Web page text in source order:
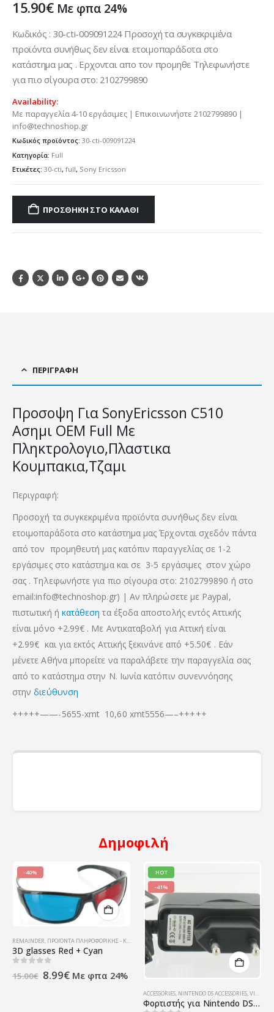
15.90€ Με φπα 24%
Κωδικός : 30-cti-009091224 Προσοχή τα συγκεκριμένα
προϊόντα συνήθως δεν είναι ετοιμοπαράδοτα στο
κατάστημα μας . Ερχονται απο τον προμηθε Τηλεφωνήστε
για πιο σίγουρα στο: 2102799890
Availability:
Με παραγγελία 4-10 εργάσιμες | Επικοινωνήστε 2102799890 |
info@technoshop.gr
Κωδικός προϊόντος: 30-cti-009091224
Κατηγορία: Full
Ετικέτες: 30-cti, full, Sony Ericsson
ΠΡΟΣΘΉΚΗ ΣΤΟ ΚΑΛΆΘΙ
ΠΕΡΙΓΡΑΦΉ
Προσοψη Για SonyEricsson C510
Ασημι OEM Full Με
Πληκτρολογιο,Πλαστικα
Κουμπακια,Τζαμι
Περιγραφή:
Προσοχή τα συγκεκριμένα προϊόντα συνήθως δεν είναι
ετοιμοπαράδοτα στο κατάστημα μας Έρχονται σχεδόν πάντα
από τον προμηθευτή μας κατόπιν παραγγελίας σε 1-2
εργάσιμες στο κατάστημα και σε 3-5 εργάσιμες στον χώρο
σας . Τηλεφωνήστε για πιο σίγουρα στο: 2102799890 ή στο
email:info@technoshop.gr) | Αν πληρώσετε με Paypal,
πιστωτική ή κατάθεση τα έξοδα αποστολής εντός Αττικής
είναι μόνο +2.99€ . Με Αντικαταβολή για Αττική είναι
+2.99€ και για εκτός Αττικής ξεκινάνε από +5.50€ . Εάν
μένετε Αθήνα μπορείτε να παραλάβετε την παραγγελία σας
από το κατάστημα στην Ν. Ιωνία κατόπιν συνεννόησης
στηνδιεύθυνση
+++++——-5655-xmt 10,60 xmt5556—–+++++
Δημοφιλή
-40%
REMAINDER, ΠΡΟΪΌΝΤΑ ΠΛΗΡΟΦΟΡΙΚΉΣ - ΚΙΝΗΤΉΣ ΤΗΛΕΦΩΝΊΑΣ - ΗΛΕΚΤΡΟΝΙΚΆ
3D glasses Red + Cyan
out of 5
15.00€ Original
price
8.99€Η
τρέχουσα
Με φπα 24%
HOT
-41%
ACCESSORIES, NINTENDO DS ACCESSORIES,VIDEO GAMES (CONSOLES & ACCESSORIES)
Φορτιστής για Nintendo DS Game Boy Advance SP (GBA)